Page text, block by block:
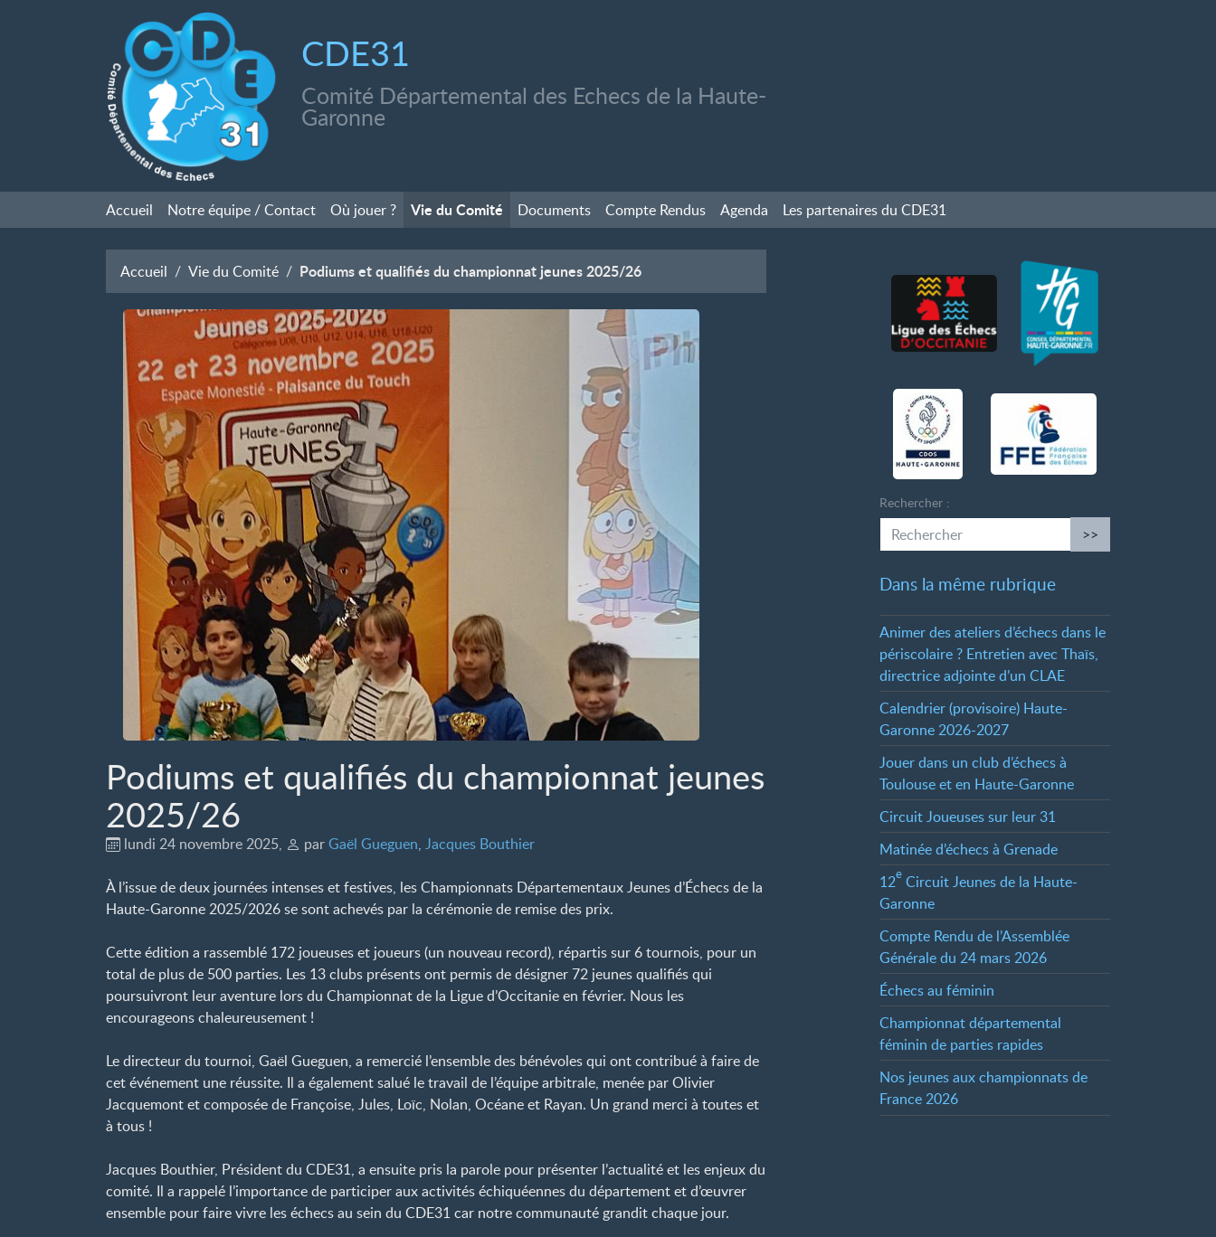
CDE31
Comité Départemental des Echecs de la Haute-
Garonne
Accueil Notre équipe / Contact Où jouer ? Vie du Comité Documents Compte Rendus Agenda Les partenaires du CDE31
Accueil Vie du Comité Podiums et qualifiés du championnat jeunes 2025/26
Podiums et qualifiés du championnat jeunes
2025/26
lundi 24 novembre 2025, parGaël Gueguen, Jacques Bouthier
À l’issue de deux journées intenses et festives, les Championnats Départementaux Jeunes d’Échecs de la
Haute-Garonne 2025/2026 se sont achevés par la cérémonie de remise des prix.
Cette édition a rassemblé 172 joueuses et joueurs (un nouveau record), répartis sur 6 tournois, pour un
total de plus de 500 parties. Les 13 clubs présents ont permis de désigner 72 jeunes qualifiés qui
poursuivront leur aventure lors du Championnat de la Ligue d’Occitanie en février. Nous les
encourageons chaleureusement !
Le directeur du tournoi, Gaël Gueguen, a remercié l’ensemble des bénévoles qui ont contribué à faire de
cet événement une réussite. Il a également salué le travail de l’équipe arbitrale, menée par Olivier
Jacquemont et composée de Françoise, Jules, Loïc, Nolan, Océane et Rayan. Un grand merci à toutes et
à tous !
Jacques Bouthier, Président du CDE31, a ensuite pris la parole pour présenter l’actualité et les enjeux du
comité. Il a rappelé l’importance de participer aux activités échiquéennes du département et d’œuvrer
ensemble pour faire vivre les échecs au sein du CDE31 car notre communauté grandit chaque jour.
Rechercher :
>>
Dans la même rubrique
Animer des ateliers d’échecs dans le
périscolaire ? Entretien avec Thaïs,
directrice adjointe d’un CLAE
Calendrier (provisoire) Haute-
Garonne 2026-2027
Jouer dans un club d’échecs à
Toulouse et en Haute-Garonne
Circuit Joueuses sur leur 31
Matinée d’échecs à Grenade
12e Circuit Jeunes de la Haute-
Garonne
Compte Rendu de l’Assemblée
Générale du 24 mars 2026
Échecs au féminin
Championnat départemental
féminin de parties rapides
Nos jeunes aux championnats de
France 2026